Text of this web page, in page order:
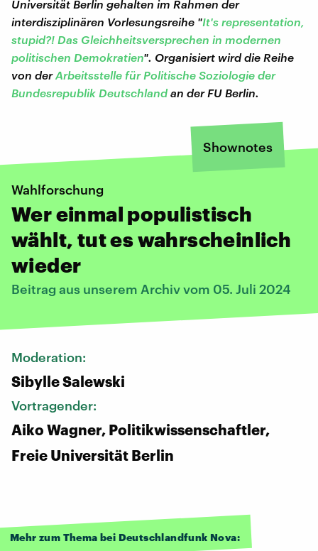
Universität Berlin gehalten im Rahmen der
interdisziplinären Vorlesungsreihe "It's representation,
stupid?! Das Gleichheitsversprechen in modernen
politischen Demokratien". Organisiert wird die Reihe
von derArbeitsstelle für Politische Soziologie der
Bundesrepublik Deutschlandan der FU Berlin.
Shownotes
Wahlforschung
Wer einmal populistisch
wählt, tut es wahrscheinlich
wieder
Beitrag aus unserem Archiv vom 05. Juli 2024
Moderation:
Sibylle Salewski
Vortragender:
Aiko Wagner, Politikwissenschaftler,
Freie Universität Berlin
Mehr zum Thema bei Deutschlandfunk Nova: